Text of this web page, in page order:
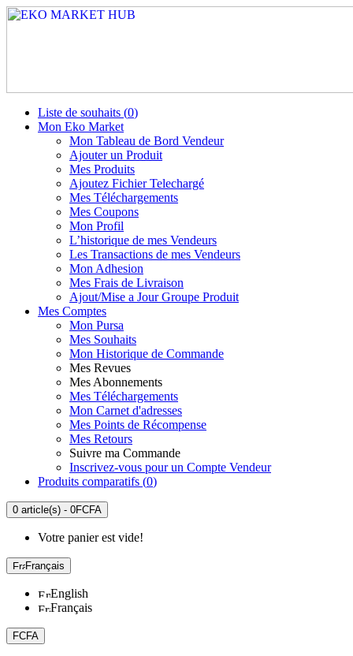
Liste de souhaits (0)
Mon Eko Market
Mon Tableau de Bord Vendeur
Ajouter un Produit
Mes Produits
Ajoutez Fichier Telechargé
Mes Téléchargements
Mes Coupons
Mon Profil
L’historique de mes Vendeurs
Les Transactions de mes Vendeurs
Mon Adhesion
Mes Frais de Livraison
Ajout/Mise a Jour Groupe Produit
Mes Comptes
Mon Pursa
Mes Souhaits
Mon Historique de Commande
Mes Revues
Mes Abonnements
Mes Téléchargements
Mon Carnet d'adresses
Mes Points de Récompense
Mes Retours
Suivre ma Commande
Inscrivez-vous pour un Compte Vendeur
Produits comparatifs (0)
0 article(s) - 0FCFA
Votre panier est vide!
Français
English
Français
FCFA